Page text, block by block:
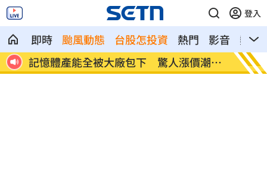
登入
即時 颱風動態 台股怎投資 熱門 影音
熱搜
記憶體產能全被大廠包下 驚人漲價潮來
襲
北美
元